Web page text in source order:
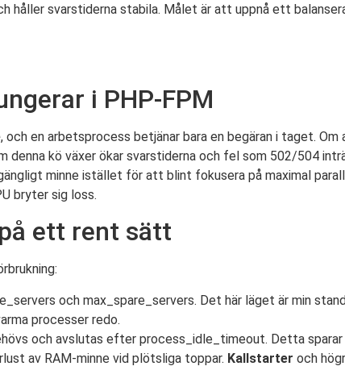
håller svarstiderna stabila. Målet är att uppnå ett
i PHP-FPM
, och en arbetsprocess betjänar bara en begäran i taget. Om
denna kö växer ökar svarstiderna och fel som 502/504
minne istället för att blint fokusera på maximal
bryter sig loss.
ett rent sätt
och max_spare_servers. Det här läget är min
processer redo.
och avslutas efter process_idle_timeout. Detta
av RAM-minne vid plötsliga toppar. Kallstarter och